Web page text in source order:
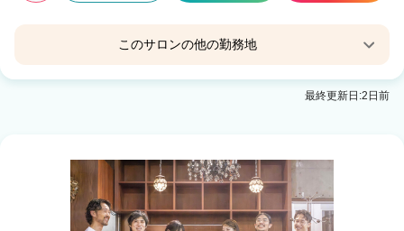
このサロンの他の勤務地
Zina 熊本 eyelash & nail [share salon]
最終更新日:2日前